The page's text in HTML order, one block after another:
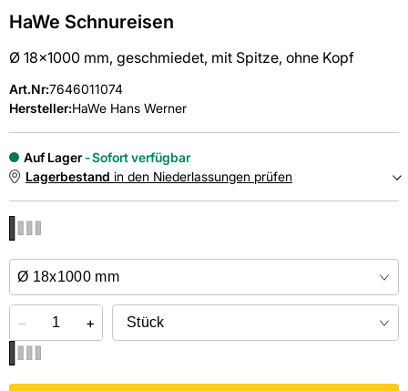
HaWe Schnureisen
Ø 18x1000 mm, geschmiedet, mit Spitze, ohne Kopf
Art.Nr:7646011074
Hersteller:HaWe Hans Werner
Auf Lager
Sofort verfügbar
Lagerbestand in den Niederlassungen prüfen
Online kaufen &
− +